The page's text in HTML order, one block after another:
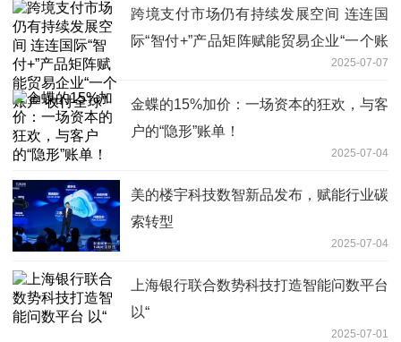
跨境支付市场仍有持续发展空间 连连国
际“智付+”产品矩阵赋能贸易企业“一个账
2025-07-07
金蝶的15%加价：一场资本的狂欢，与客
户的“隐形”账单！
2025-07-04
美的楼宇科技数智新品发布，赋能行业碳
索转型
2025-07-04
上海银行联合数势科技打造智能问数平台
以“
2025-07-01